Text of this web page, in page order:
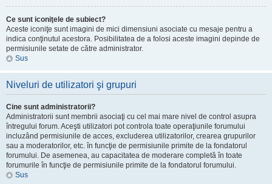
Ce sunt iconiţele de subiect?
Aceste iconiţe sunt imagini de mici dimensiuni asociate cu mesaje pentru a
indica conţinutul acestora. Posibilitatea de a folosi aceste imagini depinde de
permisiunile setate de către administrator.
Sus
Niveluri de utilizatori şi grupuri
Cine sunt administratorii?
Administratorii sunt membrii asociaţi cu cel mai mare nivel de control asupra
întregului forum. Aceşti utilizatori pot controla toate operaţiunile forumului
incluzând permisiunile de acces, excluderea utilizatorilor, crearea grupurilor
sau a moderatorilor, etc. în funcţie de permisiunile primite de la fondatorul
forumului. De asemenea, au capacitatea de moderare completă în toate
forumurile în funcţie de permisiunile primite de la fondatorul forumului.
Sus